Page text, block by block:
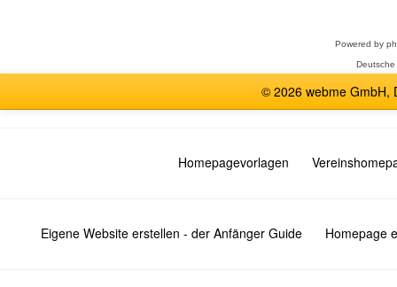
Powered by
© 2026 webme GmbH,
Homepagevorlagen
Eigene Website erstellen - der Anfänger Guide Homepage